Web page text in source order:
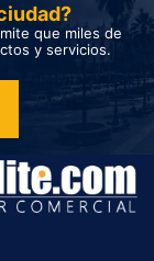
que miles de
y servicios.